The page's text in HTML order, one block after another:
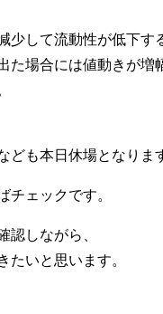
少して流動性が低下す
た場合には値動きが増
ども本日休場となりま
チェックです。
認しながら、
たいと思います。